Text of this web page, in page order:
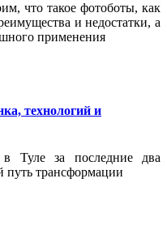
что такое фотоботы, как
и недостатки, а
применения
технологий и
в Туле за последние два
путь трансформации